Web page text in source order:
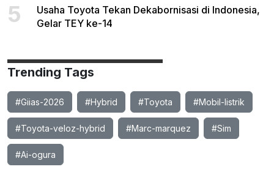
5
Usaha Toyota Tekan Dekabornisasi di Indonesia,
Gelar TEY ke-14
Trending Tags
#Giias-2026 #Hybrid #Toyota #Mobil-listrik
#Toyota-veloz-hybrid #Marc-marquez #Sim
#Ai-ogura